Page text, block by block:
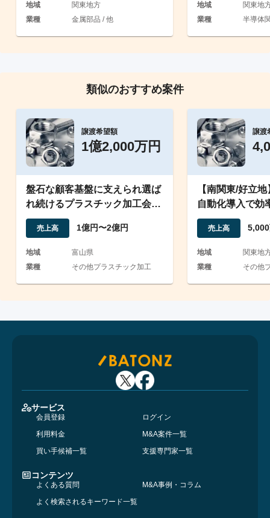
地域
関東地方
業種
金属部品 / 他
地域
関東地
業種
半導体
類似のおすすめ案件
譲渡希望額
1億2,000万円
盤石な顧客基盤に支えられ選ば
れ続けるプラスチック加工会社
／黒字経営純資産プラス
売上高 1億円〜2億円
地域
富山県
業種
その他プラスチック加工
譲渡
【南関東/好立
自動化導入で効
プラスチック成
売上高
地域
関東地
業種
その他
サービス
会員登録
ログイン
利用料金
M&A案件一覧
買い手候補一覧
支援専門家一覧
コンテンツ
よくある質問
M&A事例・コラム
よく検索されるキーワード一覧